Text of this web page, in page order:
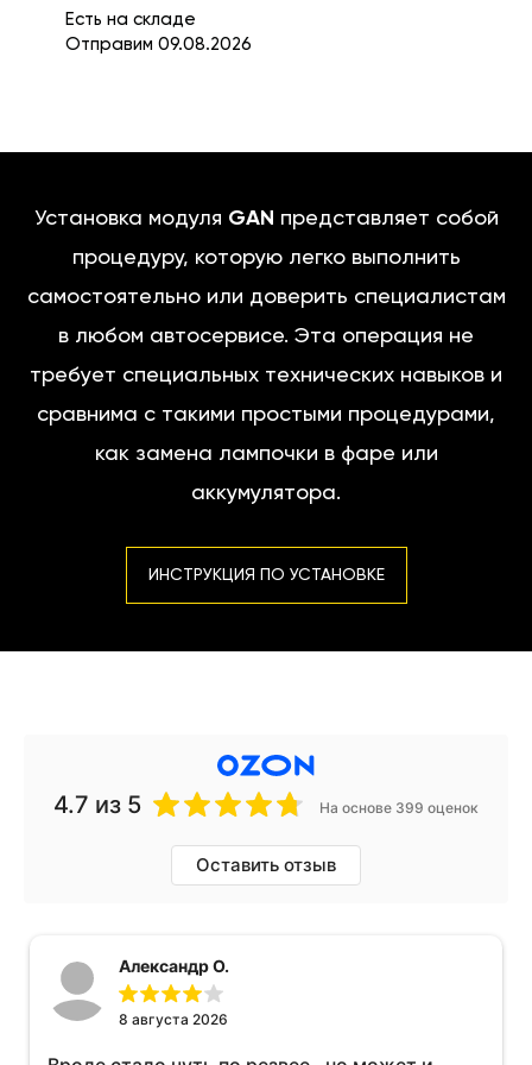
Есть на складе
Отправим 09.08.2026
Установка модуля GAN представляет собой
процедуру, которую легко выполнить
самостоятельно или доверить специалистам
в любом автосервисе. Эта операция не
требует специальных технических навыков и
сравнима с такими простыми процедурами,
как замена лампочки в фаре или
аккумулятора.
ИНСТРУКЦИЯ ПО УСТАНОВКЕ
4.7 из 5 На основе 399 оценок
Оставить отзыв
Александр О.
8 августа 2026